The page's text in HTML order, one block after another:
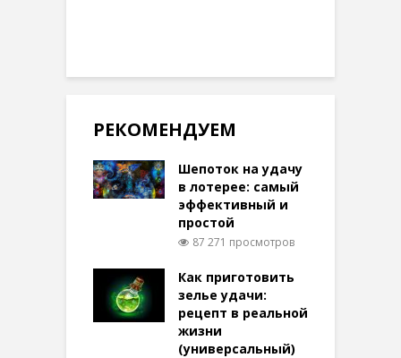
РЕКОМЕНДУЕМ
Шепоток на удачу
в лотерее: самый
эффективный и
простой
87 271 просмотров
Как приготовить
зелье удачи:
рецепт в реальной
жизни
(универсальный)